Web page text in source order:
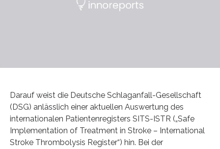
Darauf weist die Deutsche Schlaganfall-Gesellschaft
(DSG) anlässlich einer aktuellen Auswertung des
internationalen Patientenregisters SITS-ISTR („Safe
Implementation of Treatment in Stroke – International
Stroke Thrombolysis Register“) hin. Bei der